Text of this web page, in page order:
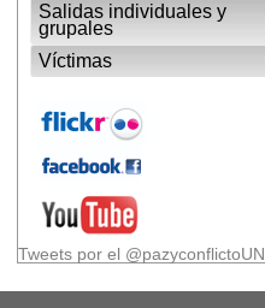
Salidas individuales y
grupales
Víctimas
Tweets por el @pazyconflictoUN.